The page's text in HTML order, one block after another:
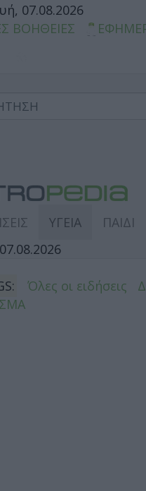
07.08.2026
ΒΟΗΘΕΙΕΣ
ΥΓΕΙΑ ΠΑΙΔΙ
Όλες οι ειδήσεις